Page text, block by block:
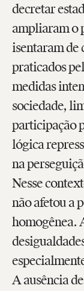
decretar
ampliaram o
isentaram de
praticados
medidas
sociedade,
participação
lógica
na
Nesse
não afetou a
homogênea.
A ausência